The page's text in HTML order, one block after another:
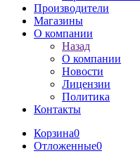
Производители
Магазины
О компании
Назад
О компании
Новости
Лицензии
Политика
Контакты
Корзина0
Отложенные0